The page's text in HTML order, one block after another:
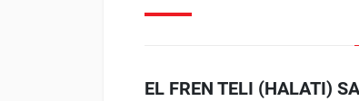
EL FREN TELI (HALATI)